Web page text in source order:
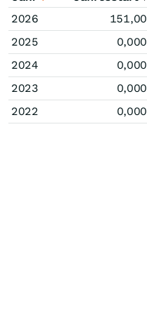
2026
151,00
2025
0,000
2024
0,000
2023
0,000
2022
0,000